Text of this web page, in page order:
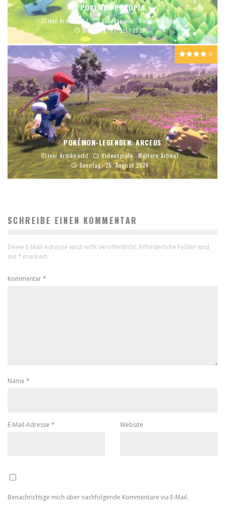
POKÉMON POKOPIA
Oliver Armknecht Videospiele
Weitere Artikel
Dienstag, 21. Juli 2026
POKÉMON-LEGENDEN: ARCEUS
Oliver Armknecht Videospiele
Weitere Artikel
Sonntag, 25. August 2024
SCHREIBE EINEN KOMMENTAR
Deine E-Mail-Adresse wird nicht veröffentlicht. Erforderliche Felder sind
mit * markiert
Kommentar*
Name *
E-Mail-Adresse * Website
Benachrichtige mich über nachfolgende Kommentare via E-Mail.